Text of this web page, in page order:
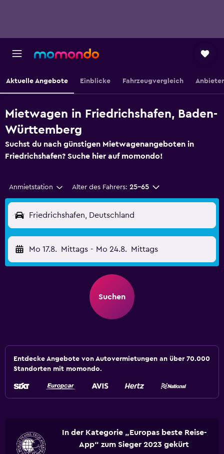
Aktuelle Angebote Einblicke Fahrzeugvergleich
Mietwagen in Friedrichshafen, Baden-
Württemberg
Suchst du nach günstigen Mietwagenangeboten in
Friedrichshafen? Suche hier auf momondo!
Anmietstation Alter des Fahrers: 25-65
Friedrichshafen, Deutschland
Mo 17.8. Mittags - Mo 24.8. Mittags
Suchen
Entdecke Angebote von Autovermietungen an über 70.000
Standorten mit momondo.
In der Kategorie „Europas beste Reise-
App“ zum Sieger 2023 gekürt